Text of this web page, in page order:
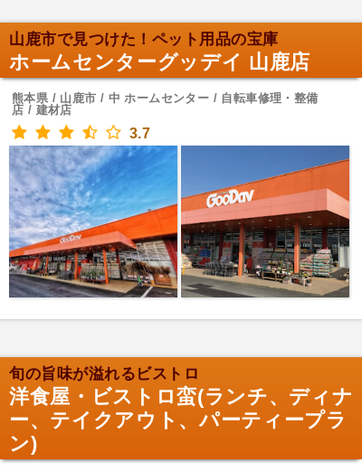
山鹿市で見つけた！ペット用品の宝庫
ホームセンターグッデイ 山鹿店
熊本県 / 山鹿市 / 中 ホームセンター / 自転車修理・整備
店 / 建材店
3.7
旬の旨味が溢れるビストロ
洋食屋・ビストロ蛮(ランチ、ディナ
ー、テイクアウト、パーティープラ
ン)